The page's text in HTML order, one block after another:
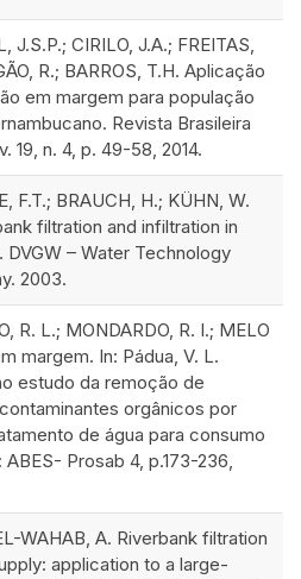
J.S.P.; CIRILO, J.A.; FREITAS,
R.; BARROS, T.H. Aplicação
em margem para população
Revista Brasileira
19, n. 4, p. 49-58, 2014.
F.T.; BRAUCH, H.; KÜHN, W.
filtration and infiltration in
– Water Technology
2003.
R. L.; MONDARDO, R. I.; MELO
margem. In: Pádua, V. L.
estudo da remoção de
orgânicos por
de água para consumo
Prosab 4, p.173-236,
WAHAB, A. Riverbank filtration
application to a large-